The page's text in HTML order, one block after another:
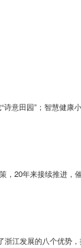
意田园”；智慧健康小
，20年来接续推进，
浙江发展的八个优势